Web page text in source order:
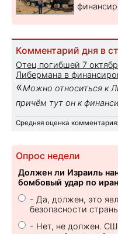
Комментарий дня в
Отец погибшей 7
Либермана в
«Можно относиться к
причём тут он к
Средняя оценка
Опрос недели
Должен ли Израиль
бомбовый удар по
- Да, должен, это
безопасности
- Нет, не должен.